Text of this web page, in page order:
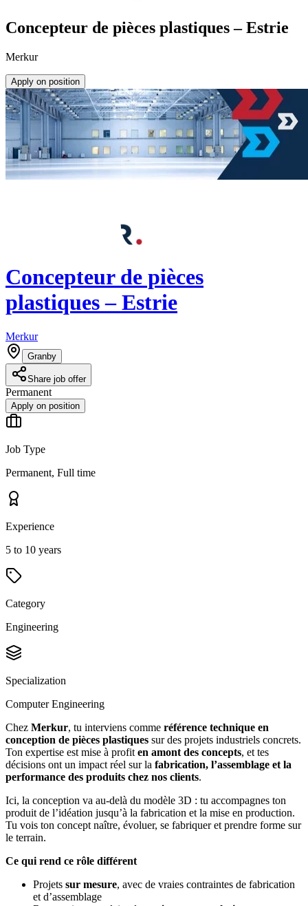
Concepteur de pièces plastiques – Estrie
Merkur
Apply on position
Concepteur de pièces
plastiques – Estrie
Merkur
Granby
Share job offer
Permanent
Apply on position
Job Type
Permanent, Full time
Experience
5 to 10 years
Category
Engineering
Specialization
Computer Engineering
Chez Merkur, tu interviens comme référence technique en
conception de pièces plastiques sur des projets industriels concrets.
Ton expertise est mise à profit en amont des concepts, et tes
décisions ont un impact réel sur la fabrication, l’assemblage et la
performance des produits chez nos clients.
Ici, la conception va au‑delà du modèle 3D : tu accompagnes ton
produit de l’idéation jusqu’à la fabrication et la mise en production.
Tu vois ton concept naître, évoluer, se fabriquer et prendre forme sur
le terrain.
Ce qui rend ce rôle différent
Projets sur mesure, avec de vraies contraintes de fabrication
et d’assemblage